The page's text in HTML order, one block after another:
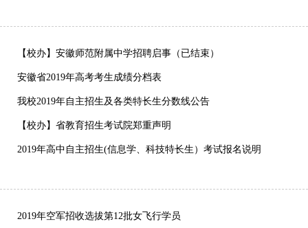
【校办】安徽师范附属中学招聘启事（已结束）
安徽省2019年高考考生成绩分档表
我校2019年自主招生及各类特长生分数线公告
【校办】省教育招生考试院郑重声明
2019年高中自主招生(信息学、科技特长生）考试报名说明
2019年空军招收选拔第12批女飞行学员